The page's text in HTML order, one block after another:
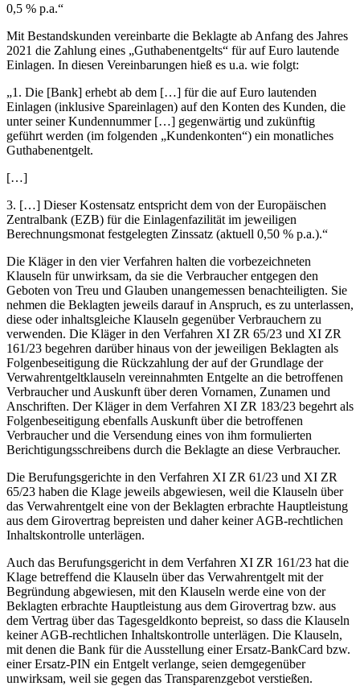
0,5 % p.a.“
Mit Bestandskunden vereinbarte die Beklagte ab Anfang des Jahres
2021 die Zahlung eines „Guthabenentgelts“ für auf Euro lautende
Einlagen. In diesen Vereinbarungen hieß es u.a. wie folgt:
„1. Die [Bank] erhebt ab dem […] für die auf Euro lautenden
Einlagen (inklusive Spareinlagen) auf den Konten des Kunden, die
unter seiner Kundennummer […] gegenwärtig und zukünftig
geführt werden (im folgenden „Kundenkonten“) ein monatliches
Guthabenentgelt.
[…]
3. […] Dieser Kostensatz entspricht dem von der Europäischen
Zentralbank (EZB) für die Einlagenfazilität im jeweiligen
Berechnungsmonat festgelegten Zinssatz (aktuell 0,50 % p.a.).“
Die Kläger in den vier Verfahren halten die vorbezeichneten
Klauseln für unwirksam, da sie die Verbraucher entgegen den
Geboten von Treu und Glauben unangemessen benachteiligten. Sie
nehmen die Beklagten jeweils darauf in Anspruch, es zu unterlassen,
diese oder inhaltsgleiche Klauseln gegenüber Verbrauchern zu
verwenden. Die Kläger in den Verfahren XI ZR 65/23 und XI ZR
161/23 begehren darüber hinaus von der jeweiligen Beklagten als
Folgenbeseitigung die Rückzahlung der auf der Grundlage der
Verwahrentgeltklauseln vereinnahmten Entgelte an die betroffenen
Verbraucher und Auskunft über deren Vornamen, Zunamen und
Anschriften. Der Kläger in dem Verfahren XI ZR 183/23 begehrt als
Folgenbeseitigung ebenfalls Auskunft über die betroffenen
Verbraucher und die Versendung eines von ihm formulierten
Berichtigungsschreibens durch die Beklagte an diese Verbraucher.
Die Berufungsgerichte in den Verfahren XI ZR 61/23 und XI ZR
65/23 haben die Klage jeweils abgewiesen, weil die Klauseln über
das Verwahrentgelt eine von der Beklagten erbrachte Hauptleistung
aus dem Girovertrag bepreisten und daher keiner AGB-rechtlichen
Inhaltskontrolle unterlägen.
Auch das Berufungsgericht in dem Verfahren XI ZR 161/23 hat die
Klage betreffend die Klauseln über das Verwahrentgelt mit der
Begründung abgewiesen, mit den Klauseln werde eine von der
Beklagten erbrachte Hauptleistung aus dem Girovertrag bzw. aus
dem Vertrag über das Tagesgeldkonto bepreist, so dass die Klauseln
keiner AGB-rechtlichen Inhaltskontrolle unterlägen. Die Klauseln,
mit denen die Bank für die Ausstellung einer Ersatz-BankCard bzw.
einer Ersatz-PIN ein Entgelt verlange, seien demgegenüber
unwirksam, weil sie gegen das Transparenzgebot verstießen.